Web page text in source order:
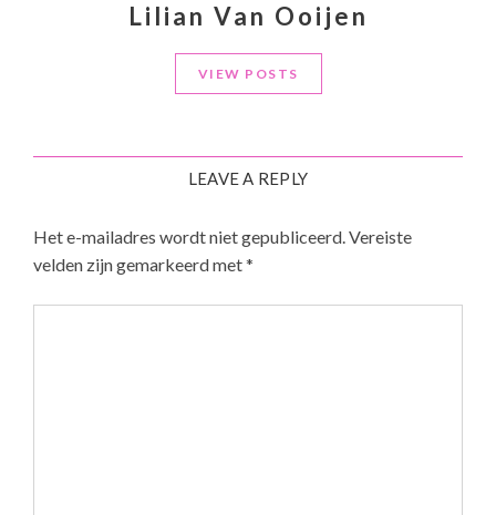
Lilian Van Ooijen
VIEW POSTS
LEAVE A REPLY
Het e-mailadres wordt niet gepubliceerd.Vereiste
velden zijn gemarkeerd met*